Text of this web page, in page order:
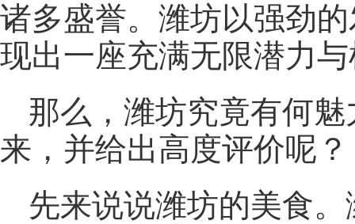
诸多盛誉。潍坊以强劲
现出一座充满无限潜力
那么，潍坊究竟有何
来，并给出高度评价呢？
先来说说潍坊的美食